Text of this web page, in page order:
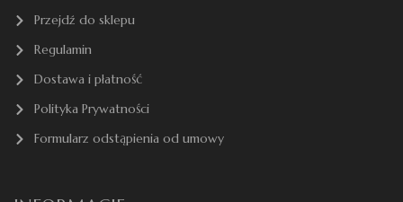
Przejdź do sklepu
Regulamin
Dostawa i płatność
Polityka Prywatności
Formularz odstąpienia od umowy